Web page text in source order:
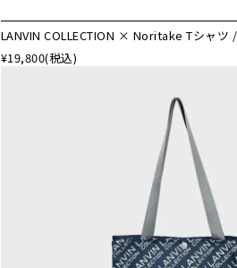
LANVIN COLLECTION × Noritake Tシャツ
¥19,800(税込)